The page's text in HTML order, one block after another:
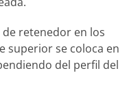
retenedor en los
superior se coloca en
del perfil del